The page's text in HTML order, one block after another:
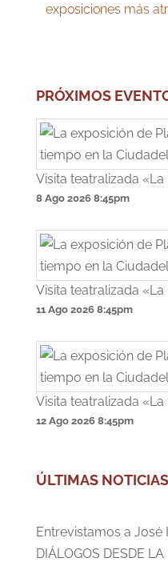
exposiciones más
PRÓXIMOS
Visita teatralizada
8 Ago 2026 8:45pm
Visita teatralizada
11 Ago 2026 8:45pm
Visita teatralizada
12 Ago 2026 8:45pm
ÚLTIMAS NOTICIAS
Entrevistamos a José
DIÁLOGOS DESDE